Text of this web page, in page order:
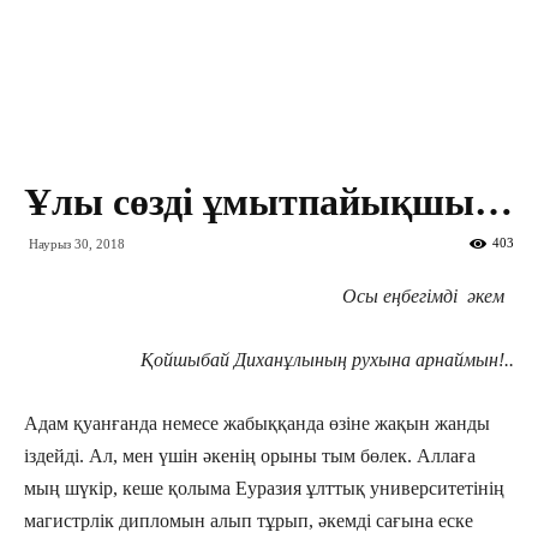
Ұлы сөзді ұмытпайықшы…
Наурыз 30, 2018 403
Осы еңбегімді әкем
Қойшыбай Диханұлының рухына арнаймын!..
Адам қуанғанда немесе жабыққанда өзіне жақын жанды
іздейді. Ал, мен үшін əкенің орыны тым бөлек. Аллаға
мың шүкір, кеше қолыма Еуразия ұлттық университетінің
магистрлік дипломын алып тұрып, əкемді сағына еске